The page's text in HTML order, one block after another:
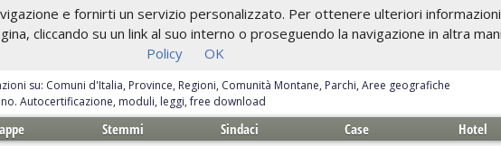
e fornirti un servizio personalizzato. Per ottenere ulteriori
cliccando su un link al suo interno o proseguendo la navigazione in altra
Policy
OK
su: Comuni d'Italia, Province, Regioni, Comunità Montane, Parchi, Aree geografiche
Autocertificazione, moduli, leggi, free download
Stemmi Sindaci Case Hotel